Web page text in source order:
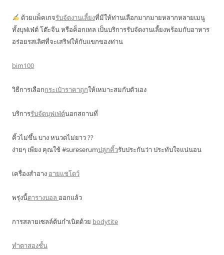
ด้วยแพ็คเกจรับจัดงานเลี้ยงที่มีให้ท่านเลือกมากมายหลากหลายเมนู
ทั้งบุฟเฟ่ต์ โต๊ะจีน หรือค็อกเทล เป็นบริการรับจัดงานเลี้ยงพร้อมกับอาหาร
อร่อยรสเลิศที่จะเสริฟให้กับแขกของท่าน
bim100
วิธีการเลือกกระเป๋าราคาถูกให้เหมาะสมกับตัวเอง
บริการรับจัดบุฟเฟ่ต์นอกสถานที่
คิ้วไม่ขึ้น บาง หนวดไม่ยาว ??
ง่ายๆ เพียง คุณใช้ #sureserumปลูกคิ้วรับประกันว่า ประทับใจแน่นอน
เครื่องสำอาง อายแชโดว์
พรุ่งนี้ตารางบอล ออกแล้ว
การสลายเซลล์ต้นกำเนิดด้วย bodytite
ทำตาสองชั้น